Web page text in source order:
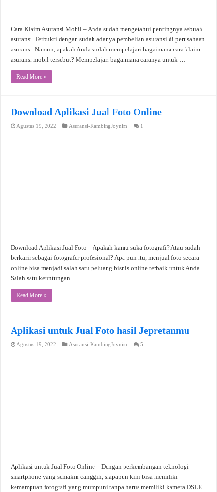
Cara Klaim Asuransi Mobil – Anda sudah mengetahui pentingnya sebuah
asuransi. Terbukti dengan sudah adanya pembelian asuransi di perusahaan
asuransi. Namun, apakah Anda sudah mempelajari bagaimana cara klaim
asuransi mobil tersebut? Mempelajari bagaimana caranya untuk …
Read More »
Download Aplikasi Jual Foto Online
Agustus 19, 2022 Asuransi-KambingJoynim 1
Download Aplikasi Jual Foto – Apakah kamu suka fotografi? Atau sudah
berkarir sebagai fotografer profesional? Apa pun itu, menjual foto secara
online bisa menjadi salah satu peluang bisnis online terbaik untuk Anda.
Salah satu keuntungan …
Read More »
Aplikasi untuk Jual Foto hasil Jepretanmu
Agustus 19, 2022 Asuransi-KambingJoynim 5
Aplikasi untuk Jual Foto Online – Dengan perkembangan teknologi
smartphone yang semakin canggih, siapapun kini bisa memiliki
kemampuan fotografi yang mumpuni tanpa harus memiliki kamera DSLR